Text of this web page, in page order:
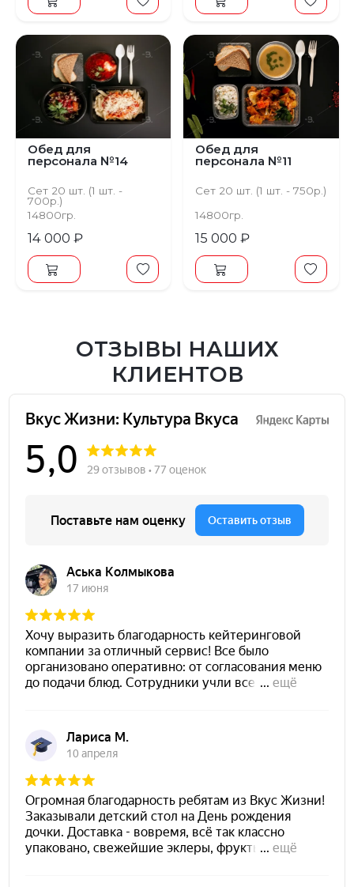
Обед для
персонала №14
Сет 20 шт. (1 шт. -
700р.)
14800гр.
14 000 ₽
Обед для
персонала №11
Сет 20 шт. (1 шт. - 750р.)
14800гр.
15 000 ₽
ОТЗЫВЫ НАШИХ
КЛИЕНТОВ